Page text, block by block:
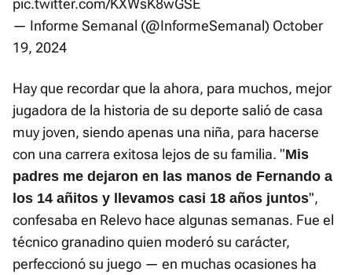
pic.twitter.com/KXWsK8wGSE
— Informe Semanal (@InformeSemanal) October
19, 2024
Hay que recordar que la ahora, para muchos, mejor
jugadora de la historia de su deporte salió de casa
muy joven, siendo apenas una niña, para hacerse
con una carrera exitosa lejos de su familia. "Mis
padres me dejaron en las manos de Fernando a
los 14 añitos y llevamos casi 18 años juntos",
confesaba en Relevo hace algunas semanas. Fue el
técnico granadino quien moderó su carácter,
perfeccionó su juego — en muchas ocasiones ha